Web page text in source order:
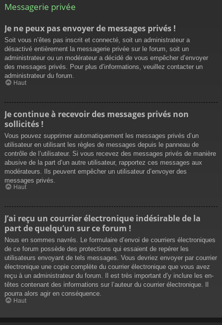
Messagerie privée
Je ne peux pas envoyer de messages privés !
Soit vous n’êtes pas inscrit et connecté, soit un administrateur a
désactivé entièrement la messagerie privée sur le forum, soit un
administrateur ou un modérateur a décidé de vous empêcher d’envoyer
des messages privés. Pour plus d’informations, veuillez contacter un
administrateur du forum.
Haut
Je continue à recevoir des messages privés non
sollicités !
Vous pouvez supprimer automatiquement les messages privés d’un
utilisateur en utilisant les règles de messages depuis le panneau de
contrôle de l’utilisateur. Si vous recevez des messages privés de manière
abusive de la part d’un autre utilisateur, rapportez ces messages aux
modérateurs. Ils peuvent empêcher un utilisateur d’envoyer des
messages privés.
Haut
J’ai reçu un courrier électronique indésirable de la
part de quelqu’un sur ce forum !
Nous en sommes navrés. Le formulaire d’envoi de courriers électroniques
de ce forum possède des protections qui essaient de repérer les
utilisateurs envoyant de tels messages. Vous devriez envoyer par courrier
électronique une copie complète du courrier électronique que vous avez
reçu à un administrateur du forum. Il est très important d’y inclure les en-
têtes contenant des informations sur l’auteur du courrier électronique. Il
pourra alors agir en conséquence.
Haut